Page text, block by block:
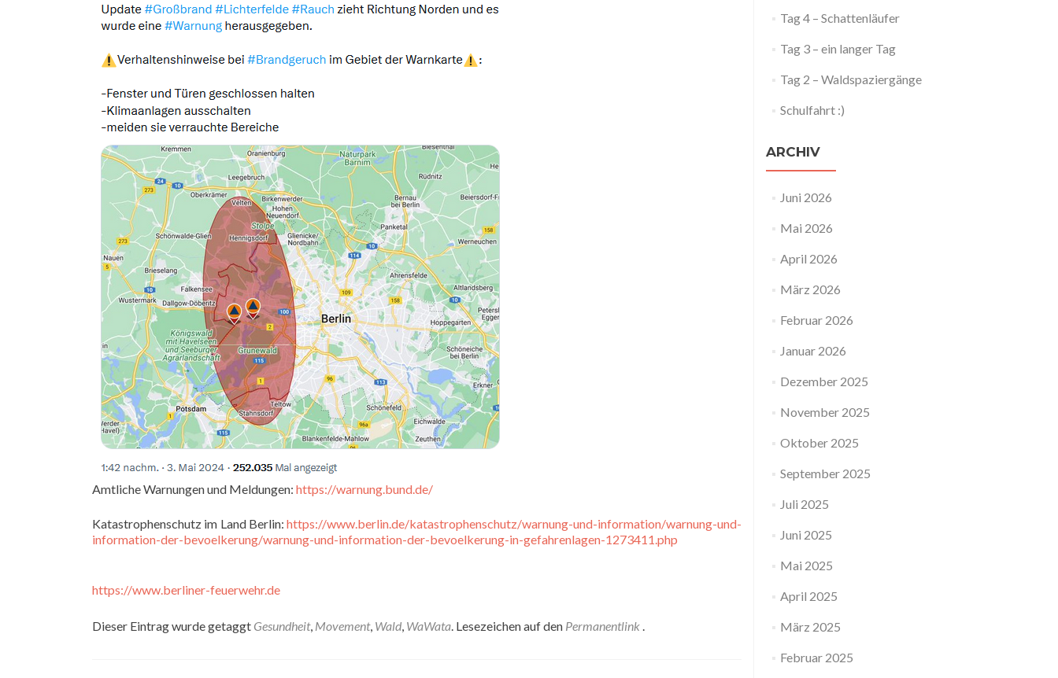
Amtliche Warnungen und Meldungen: https://warnung.bund.de/
Katastrophenschutz im Land Berlin: https://www.berlin.de/katastrophenschutz/warnung-und-information/warnung-und-
information-der-bevoelkerung/warnung-und-information-der-bevoelkerung-in-gefahrenlagen-1273411.php
https://www.berliner-feuerwehr.de
Dieser Eintrag wurde getaggt Gesundheit, Movement, Wald, WaWata. Lesezeichen auf den Permanentlink .
Tag 4 – Schattenläufer
Tag 3 – ein langer Tag
Tag 2 – Waldspaziergänge
Schulfahrt :)
ARCHIV
Juni 2026
Mai 2026
April 2026
März 2026
Februar 2026
Januar 2026
Dezember 2025
November 2025
Oktober 2025
September 2025
Juli 2025
Juni 2025
Mai 2025
April 2025
März 2025
Februar 2025